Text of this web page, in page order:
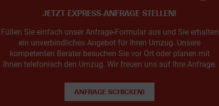
JETZT EXPRESS-ANFRAGE STELLEN!
Füllen Sie einfach unser Anfrage-Formular aus und Sie erhalten
ein unverbindliches Angebot für Ihren Umzug. Unsere
kompetenten Berater besuchen Sie vor Ort oder planen mit
Ihnen telefonisch den Umzug. Wir freuen uns auf Ihre Anfrage.
ANFRAGE SCHICKEN!